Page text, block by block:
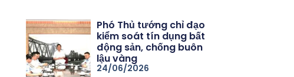
Phó Thủ tướng chỉ đạo
kiểm soát tín dụng bất
động sản, chống buôn
lậu vàng
24/06/2026